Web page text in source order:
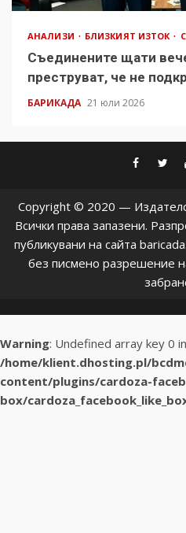
АНАЛИЗИ БЛИЗКИЯТ ИЗТОК
Съединените щати
преструват, че не
БАРИКАДА 21 юли 2026
Copyright © 2020 —
Всички права запазени.
публикувани на сайта
без писмено разрешение
Warning: Undefined array key 0 in
/home/klient.dhosting.pl/
content/plugins/cardoza-
box/